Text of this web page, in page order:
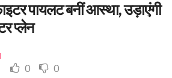
पायलट बनीं आस्था, उड़ाएंगी
प्लेन
0 0